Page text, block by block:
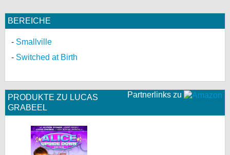
BEREICHE
Smallville
Switched at Birth
Partnerlinks zu
PRODUKTE ZU LUCAS
GRABEEL